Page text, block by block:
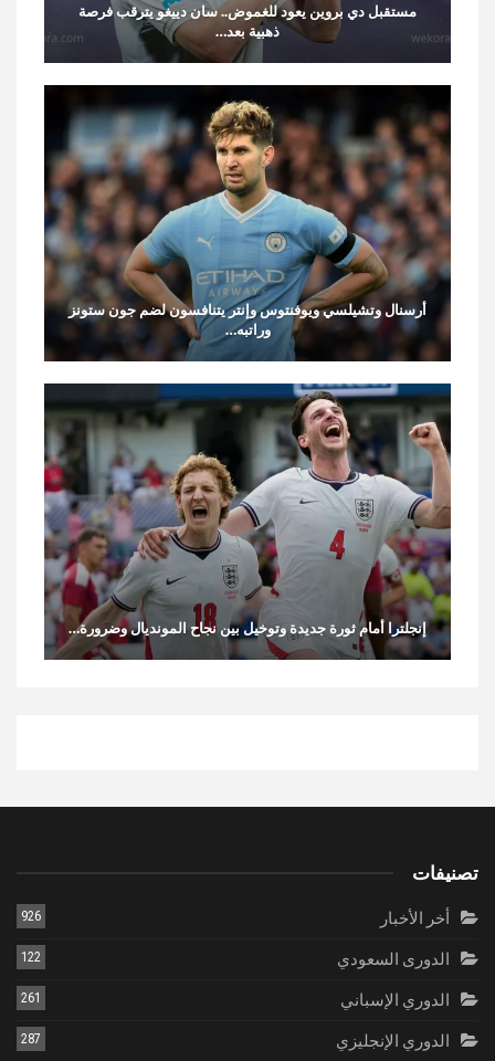
مستقبل دي بروين يعود للغموض.. سان دييغو يترقب فرصة
ذهبية بعد…
أرسنال وتشيلسي ويوفنتوس وإنتر يتنافسون لضم جون ستونز
وراتبه…
إنجلترا أمام ثورة جديدة وتوخيل بين نجاح المونديال وضرورة…
تصنيفات
أخر الأخبار 926
الدورى السعودي 122
الدوري الإسباني 261
الدوري الإنجليزي 287